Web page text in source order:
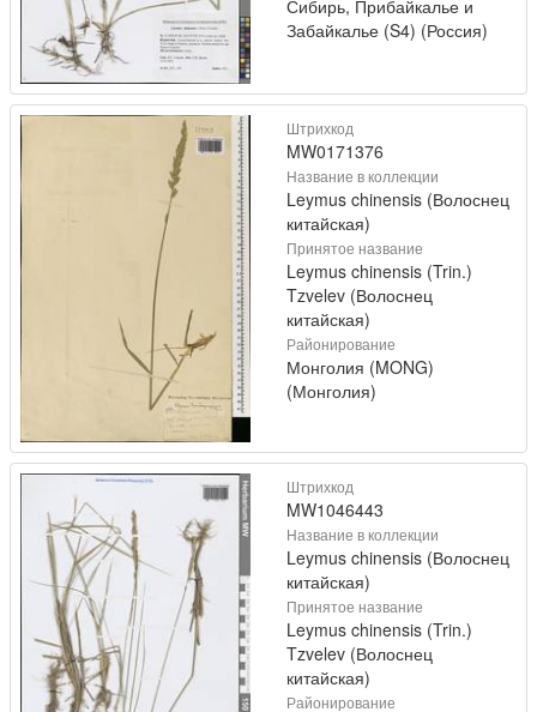
Сибирь, Прибайкалье и
Забайкалье (S4) (Россия)
Штрихкод
MW0171376
Название в коллекции
Leymus chinensis (Волоснец
китайская)
Принятое название
Leymus chinensis (Trin.)
Tzvelev (Волоснец
китайская)
Районирование
Монголия (MONG)
(Монголия)
Штрихкод
MW1046443
Название в коллекции
Leymus chinensis (Волоснец
китайская)
Принятое название
Leymus chinensis (Trin.)
Tzvelev (Волоснец
китайская)
Районирование